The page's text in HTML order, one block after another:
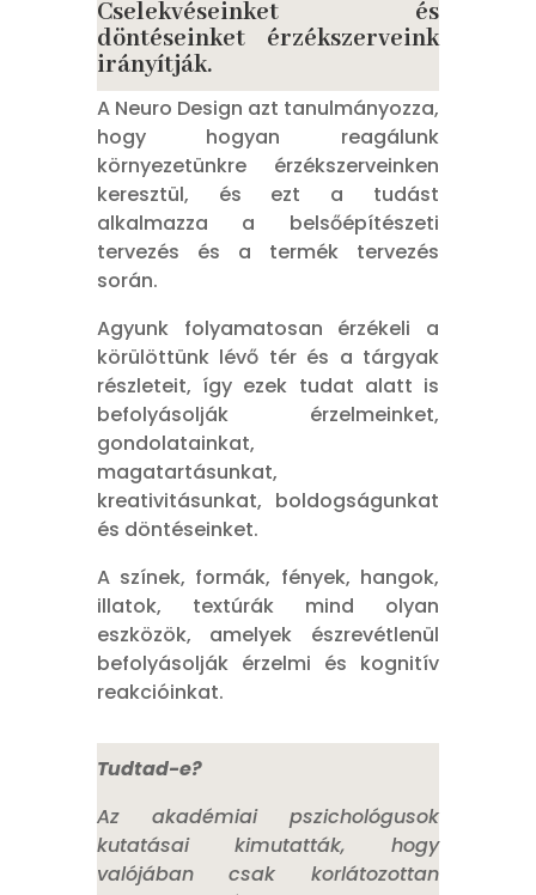
Cselekvéseinket és
döntéseinket érzékszerveink
irányítják.
A Neuro Design azt tanulmányozza,
hogy hogyan reagálunk
környezetünkre érzékszerveinken
keresztül, és ezt a tudást
alkalmazza a belsőépítészeti
tervezés és a termék tervezés
során.
Agyunk folyamatosan érzékeli a
körülöttünk lévő tér és a tárgyak
részleteit, így ezek tudat alatt is
befolyásolják érzelmeinket,
gondolatainkat,
magatartásunkat,
kreativitásunkat, boldogságunkat
és döntéseinket.
A színek, formák, fények, hangok,
illatok, textúrák mind olyan
eszközök, amelyek észrevétlenül
befolyásolják érzelmi és kognitív
reakcióinkat.
Tudtad-e?
Az akadémiai pszichológusok
kutatásai kimutatták, hogy
valójában csak korlátozottan